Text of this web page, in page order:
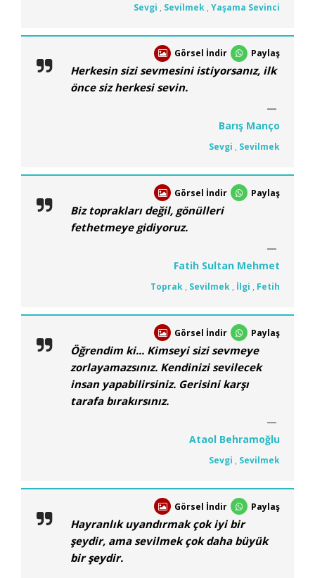
Sevgi , Sevilmek , Yaşama Sevinci
Görsel İndir Paylaş
Herkesin sizi sevmesini istiyorsanız, ilk
önce siz herkesi sevin.
Barış Manço
Sevgi , Sevilmek
Görsel İndir Paylaş
Biz toprakları değil, gönülleri
fethetmeye gidiyoruz.
Fatih Sultan Mehmet
Toprak , Sevilmek , İlgi , Fetih
Görsel İndir Paylaş
Öğrendim ki... Kimseyi sizi sevmeye
zorlayamazsınız. Kendinizi sevilecek
insan yapabilirsiniz. Gerisini karşı
tarafa bırakırsınız.
Ataol Behramoğlu
Sevgi , Sevilmek
Görsel İndir Paylaş
Hayranlık uyandırmak çok iyi bir
şeydir, ama sevilmek çok daha büyük
bir şeydir.